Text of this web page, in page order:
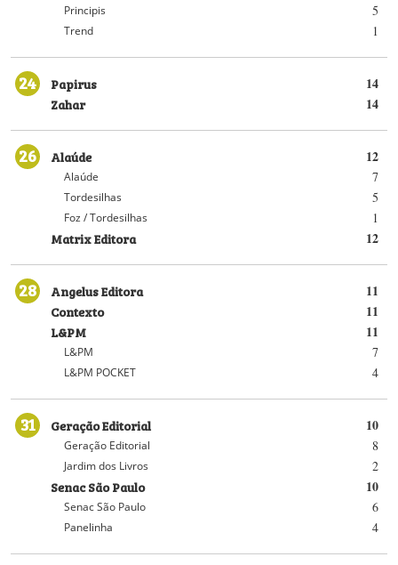
5
Principis
1
Trend
24 14
Papirus
14
Zahar
26 12
Alaúde
7
Alaúde
5
Tordesilhas
1
Foz / Tordesilhas
12
Matrix Editora
28 11
Angelus Editora
11
Contexto
11
L&PM
7
L&PM
4
L&PM POCKET
31 10
Geração Editorial
8
Geração Editorial
2
Jardim dos Livros
10
Senac São Paulo
6
Senac São Paulo
4
Panelinha